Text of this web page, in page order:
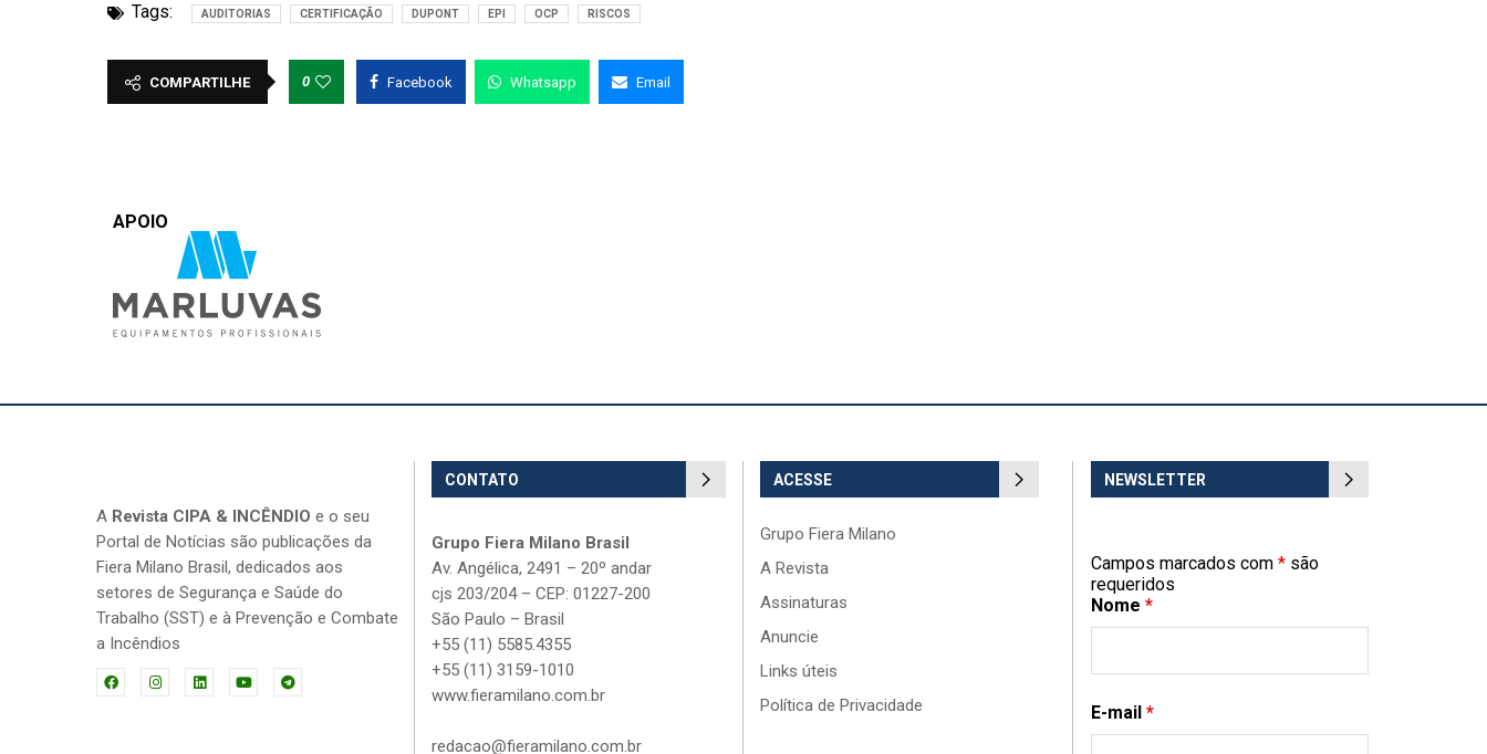
Tags: AUDITORIAS CERTIFICAÇÃO DUPONT EPI OCP RISCOS
COMPARTILHE 0 Facebook Whatsapp Email
APOIO
A Revista CIPA & INCÊNDIO e o seu
Portal de Notícias são publicações da
Fiera Milano Brasil, dedicados aos
setores de Segurança e Saúde do
Trabalho (SST) e à Prevenção e Combate
a Incêndios
CONTATO
Grupo Fiera Milano Brasil
Av. Angélica, 2491 – 20º andar
cjs 203/204 – CEP: 01227-200
São Paulo – Brasil
+55 (11) 5585.4355
+55 (11) 3159-1010
www.fieramilano.com.br
redacao@fieramilano.com.br
ACESSE
Grupo Fiera Milano
A Revista
Assinaturas
Anuncie
Links úteis
Política de Privacidade
NEWSLETTER
Campos marcados com *são
requeridos
Nome *
E-mail *